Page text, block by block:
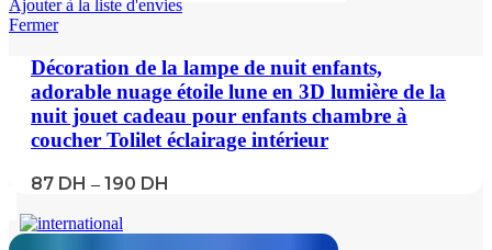
Ajouter à la liste d'envies
Fermer
Décoration de la lampe de nuit enfants,
adorable nuage étoile lune en 3D lumière de la
nuit jouet cadeau pour enfants chambre à
coucher Tolilet éclairage intérieur
87 DH – 190 DH